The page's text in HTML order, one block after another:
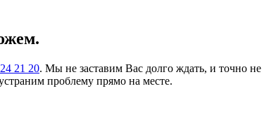
21 20. Мы не заставим Вас долго ждать, и точно
проблему прямо на месте.